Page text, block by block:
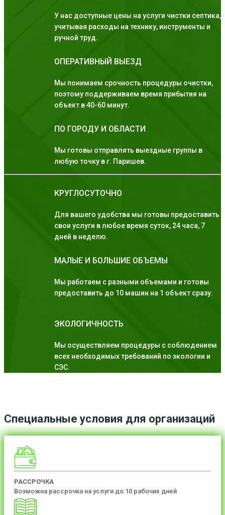
У нас доступные цены на услуги чистки септика,
учитывая расходы на технику, инструменты и
ручной труд.
ОПЕРАТИВНЫЙ ВЫЕЗД
Мы понимаем срочность процедуры очистки,
поэтому поддерживаем время прибытия на
объект в 40-60 минут.
ПО ГОРОДУ И ОБЛАСТИ
Мы готовы отправлять выездные группы в
любую точку в г. Паришев.
КРУГЛОСУТОЧНО
Для вашего удобства мы готовы предоставить
свои услуги в любое время суток, 24 часа, 7
дней в неделю.
МАЛЫЕ И БОЛЬШИЕ ОБЪЕМЫ
Мы работаем с разными объемами и готовы
предоставить до 10 машин на 1 объект сразу.
ЭКОЛОГИЧНОСТЬ
Мы осуществляем процедуры с соблюдением
всех необходимых требований по экологии и
СЭС.
Специальные условия для организаций
РАССРОЧКА
Возможна рассрочка на услуги до 10 рабочих дней